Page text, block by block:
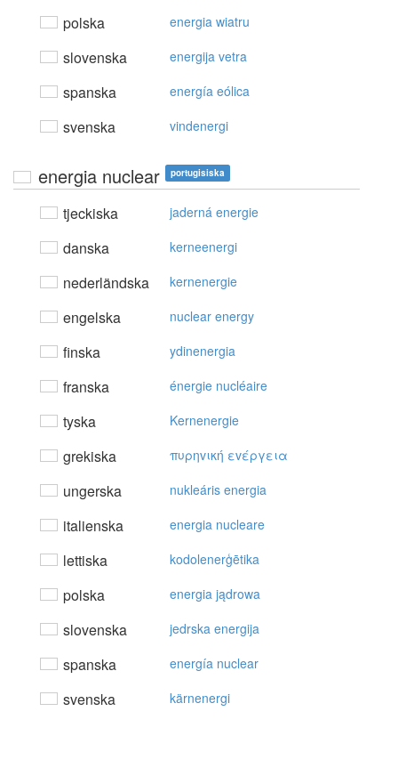
polska energia wiatru
slovenska energija vetra
spanska energía eólica
svenska vindenergi
energia nuclear portugisiska
tjeckiska jaderná energie
danska kerneenergi
nederländska kernenergie
engelska nuclear energy
finska ydinenergia
franska énergie nucléaire
tyska Kernenergie
grekiska πυρηvική εvέργεια
ungerska nukleáris energia
italienska energia nucleare
lettiska kodolenerģētika
polska energia jądrowa
slovenska jedrska energija
spanska energía nuclear
svenska kärnenergi